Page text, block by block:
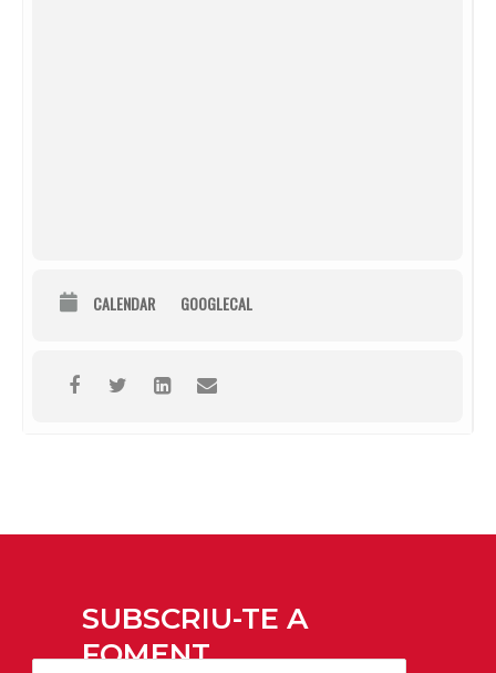
CALENDAR GOOGLECAL
SUBSCRIU-TE A
FOMENT